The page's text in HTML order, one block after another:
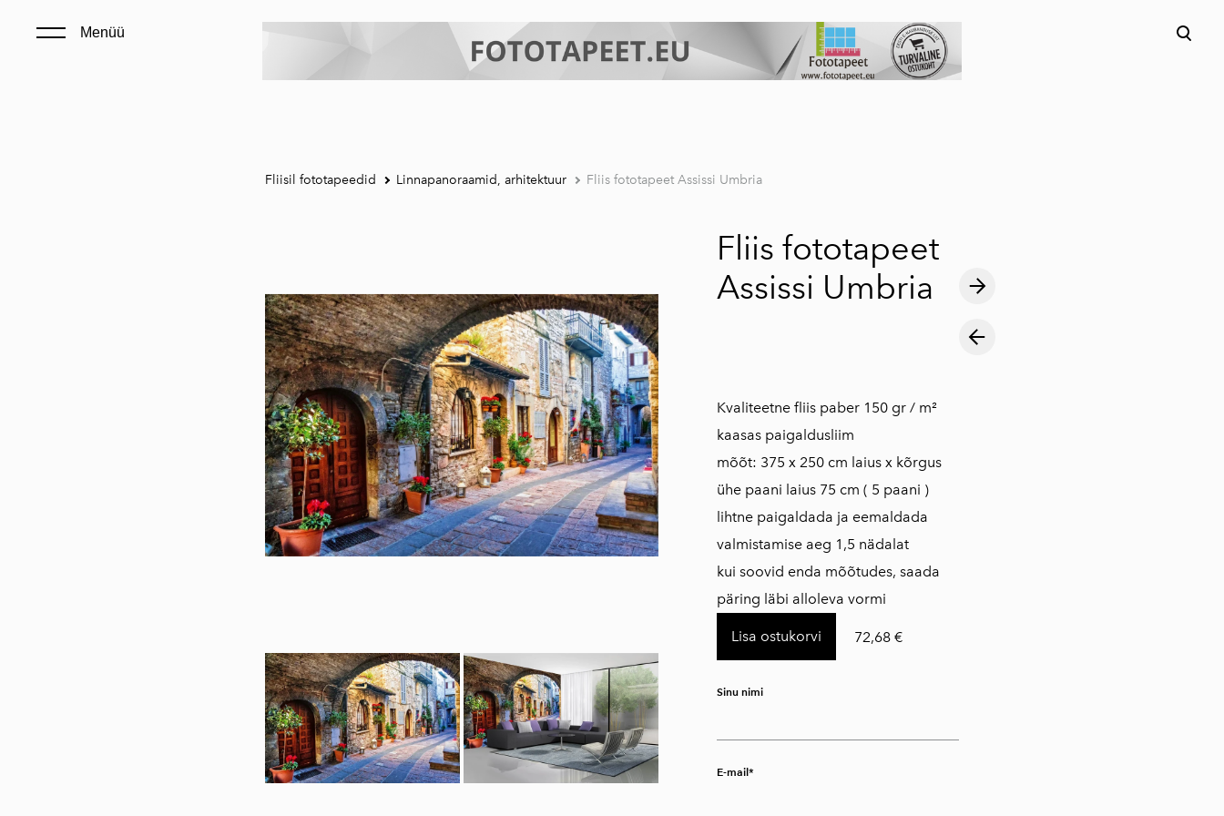
Menüü
lisati ostukorvi.
Fliisil fototapeedid Linnapanoraamid, arhitektuur Fliis fototapeet Assissi Umbria
Fliis fototapeet
Assissi Umbria
​​​​​​​Kvaliteetne fliis paber 150 gr / m²
kaasas paigaldusliim
mõõt: 375 x 250 cm laius x kõrgus
ühe paani laius 75 cm ( 5 paani )
lihtne paigaldada ja eemaldada
​valmistamise aeg 1,5 nädalat
kui soovid enda mõõtudes, saada
päring läbi alloleva vormi
Lisa ostukorvi 72,68 €
Sinu nimi
E-mail